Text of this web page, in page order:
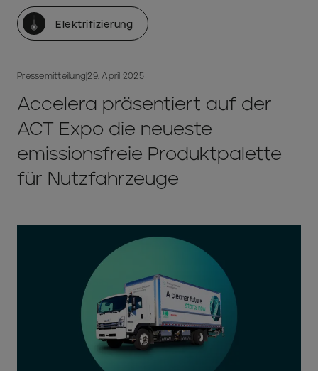
Elektrifizierung
Pressemitteilung|29. April 2025
Accelera präsentiert auf der
ACT Expo die neueste
emissionsfreie Produktpalette
für Nutzfahrzeuge